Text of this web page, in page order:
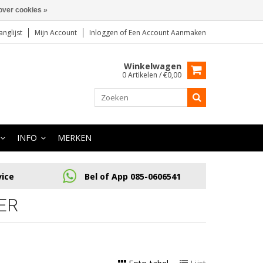
Mijn Account Inloggen of Een Account Aanmaken
Winkelwagen
0 Artikelen / €0,00
INFO MERKEN
Bel of App 085-0606541
cookies »